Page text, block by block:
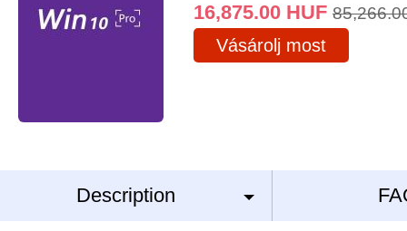
16,875.00 HUF
Vásárolj most
Description